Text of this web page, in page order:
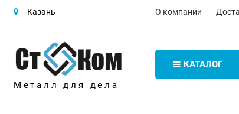
Казань О компании
Металл для дела
КАТАЛОГ